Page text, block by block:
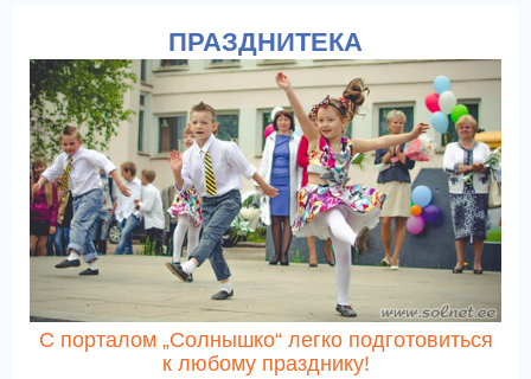
ПРАЗДНИТЕКА
С порталом „Солнышко“ легко подготовиться
к любому празднику!